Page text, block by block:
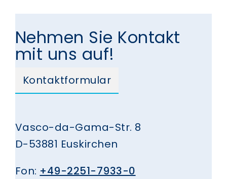
Nehmen Sie Kontakt
mit uns auf!
Kontaktformular
Vasco-da-Gama-Str. 8
D-53881 Euskirchen
Fon: +49-2251-7933-0